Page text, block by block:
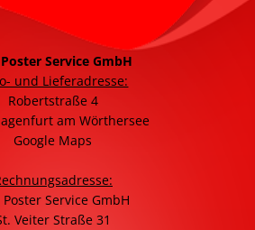
Poster Service GmbH
und Lieferadresse:
Robertstraße 4
am Wörthersee
Google Maps
Poster Service GmbH
Veiter Straße 31